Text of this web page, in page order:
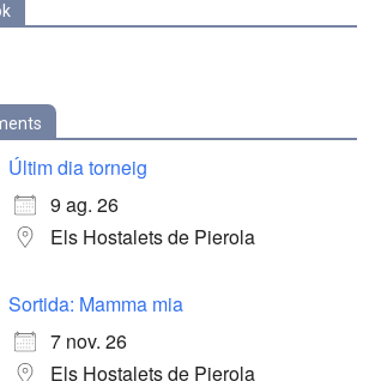
Últim dia torneig
9 ag. 26
Els Hostalets de Pierola
Sortida: Mamma mia
7 nov. 26
Els Hostalets de Pierola